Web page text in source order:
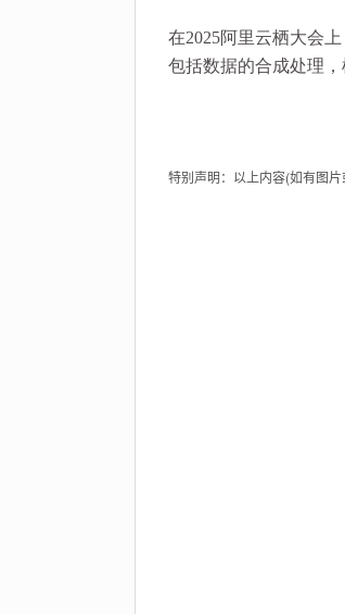
在2025阿里云栖大会
包括数据的合成处理
特别声明：以上内容(如有图